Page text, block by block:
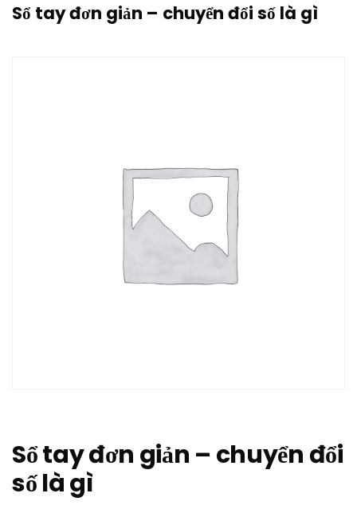
Sổ tay đơn giản – chuyển đổi số là gì
Sổ tay đơn giản – chuyển đổi
số là gì